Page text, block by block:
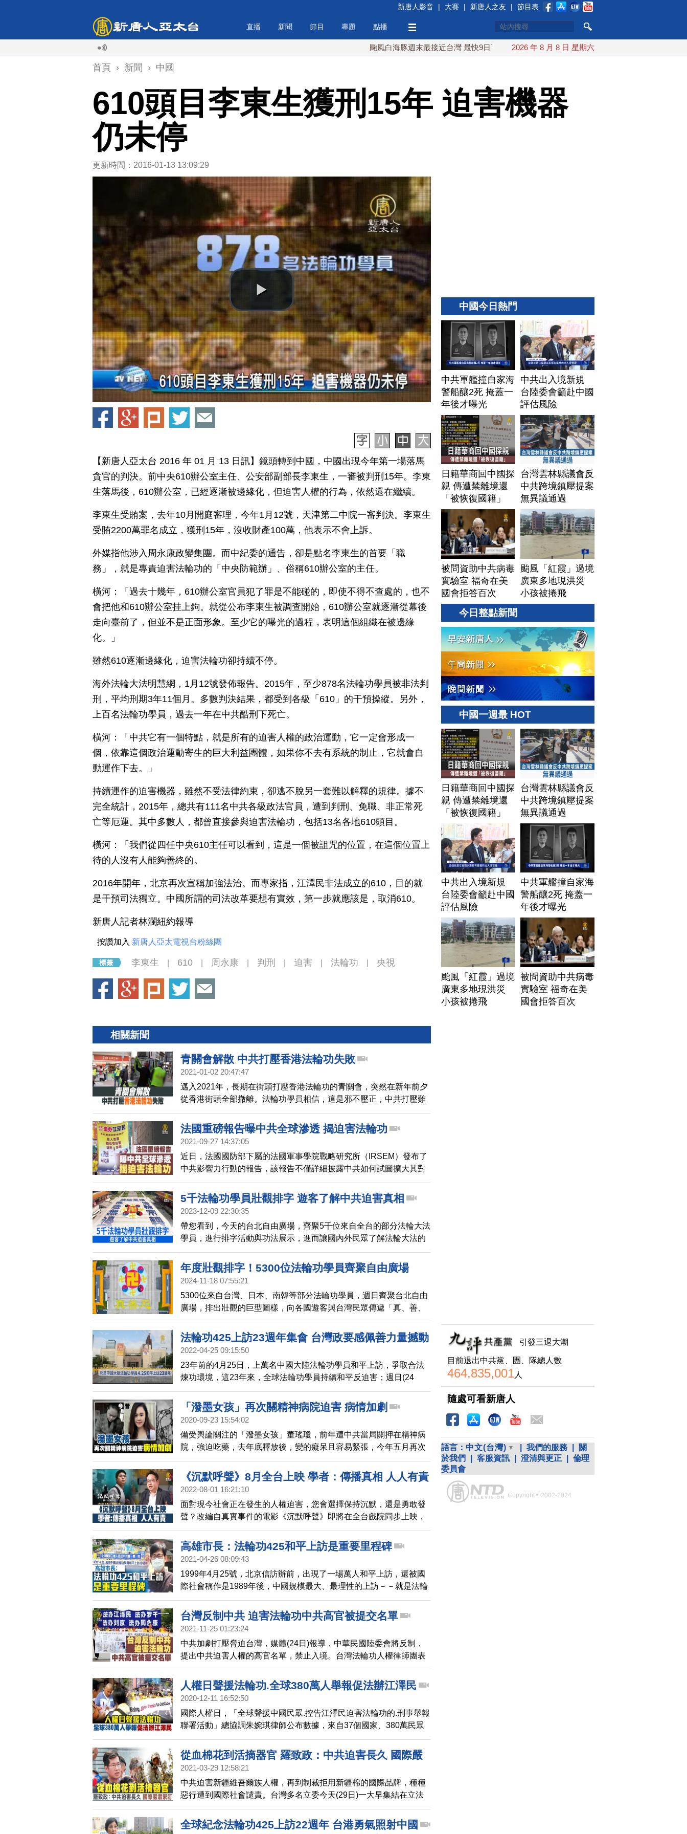
新唐人影音 | 大賽 | 新唐人之友 | 節目表
直播 新聞 節目 專題 點播
颱風白海豚週末最接近台灣 最快9日可能登陸中國 台灣漢光首結合城鎮演習 AIT連續發文讚「韌
2026 年 8 月 8 日 星期六
首頁 › 新聞 › 中國
610頭目李東生獲刑15年 迫害機器
仍未停
更新時間：2016-01-13 13:09:29
【新唐人亞太台 2016 年 01 月 13 日訊】鏡頭轉到中國，中國出現今年第一場落馬
貪官的判決。前中央610辦公室主任、公安部副部長李東生，一審被判刑15年。李東
生落馬後，610辦公室，已經逐漸被邊緣化，但迫害人權的行為，依然還在繼續。
李東生受賄案，去年10月開庭審理，今年1月12號，天津第二中院一審判決。李東生
受賄2200萬罪名成立，獲刑15年，沒收財產100萬，他表示不會上訴。
外媒指他涉入周永康政變集團。而中紀委的通告，卻是點名李東生的首要「職
務」，就是專責迫害法輪功的「中央防範辦」、俗稱610辦公室的主任。
橫河：「過去十幾年，610辦公室官員犯了罪是不能碰的，即使不得不查處的，也不
會把他和610辦公室挂上鉤。就從公布李東生被調查開始，610辦公室就逐漸從幕後
走向臺前了，但並不是正面形象。至少它的曝光的過程，表明這個組織在被邊緣
化。」
雖然610逐漸邊緣化，迫害法輪功卻持續不停。
海外法輪大法明慧網，1月12號發佈報告。2015年，至少878名法輪功學員被非法判
刑，平均刑期3年11個月。多數判決結果，都受到各級「610」的干預操縱。另外，
上百名法輪功學員，過去一年在中共酷刑下死亡。
橫河：「中共它有一個特點，就是所有的迫害人權的政治運動，它一定會形成一
個，依靠這個政治運動寄生的巨大利益團體，如果你不去有系統的制止，它就會自
動運作下去。」
持續運作的迫害機器，雖然不受法律約束，卻逃不脫另一套難以解釋的規律。據不
完全統計，2015年，總共有111名中共各級政法官員，遭到判刑、免職、非正常死
亡等厄運。其中多數人，都曾直接參與迫害法輪功，包括13名各地610頭目。
橫河：「我們從四任中央610主任可以看到，這是一個被詛咒的位置，在這個位置上
待的人沒有人能夠善終的。
2016年開年，北京再次宣稱加強法治。而專家指，江澤民非法成立的610，目的就
是干預司法獨立。中國所謂的司法改革要想有實效，第一步就應該是，取消610。
新唐人記者林瀾紐約報導
按讚加入 新唐人亞太電視台粉絲團
李東生 610 周永康 判刑 迫害 法輪功 央視
相關新聞
青關會解散 中共打壓香港法輪功失敗
2021-01-02 20:47:47
邁入2021年，長期在街頭打壓香港法輪功的青關會，突然在新年前夕
從香港街頭全部撤離。法輪功學員相信，這是邪不壓正，中共打壓難
以持續的必然結果。追查國際強調，青關會解散，不等於逃脫罪責。
他們具體執行者將面臨報應，要爭取贖罪。
法國重磅報告曝中共全球滲透 揭迫害法輪功
2021-09-27 14:37:05
近日，法國國防部下屬的法國軍事學院戰略研究所（IRSEM）發布了
中共影響力行動的報告，該報告不僅詳細披露中共如何試圖擴大其對
外影響力，還有大量篇幅揭露中共誣衊和迫害法輪功的手段。
5千法輪功學員壯觀排字 遊客了解中共迫害真相
2023-12-09 22:30:35
帶您看到，今天的台北自由廣場，齊聚5千位來自全台的部分法輪大法
學員，進行排字活動與功法展示，進而讓國內外民眾了解法輪大法的
美好，與中共迫害的真相。
年度壯觀排字！5300位法輪功學員齊聚自由廣場
2024-11-18 07:55:21
5300位來自台灣、日本、南韓等部分法輪功學員，週日齊聚台北自由
廣場，排出壯觀的巨型圖樣，向各國遊客與台灣民眾傳遞「真、善、
忍」的美好。
法輪功425上訪23週年集會 台灣政要感佩善力量撼動
世界
2022-04-25 09:15:50
23年前的4月25日，上萬名中國大陸法輪功學員和平上訪，爭取合法
煉功環境，這23年來，全球法輪功學員持續和平反迫害；週日(24
日)，在台北市府廣場前舉辦紀念425集會，法輪功人權律師表示，中
共前黨魁江澤民發起的這場滅絕性鎮壓，所造成的傷亡相當於一個戰
爭的損失，中共是全人類的公敵；出席的台灣政要有感而發，表示法
「潑墨女孩」再次關精神病院迫害 病情加劇
2020-09-23 15:54:02
備受輿論關注的「潑墨女孩」董瑤瓊，前年遭中共當局關押在精神病
院，強迫吃藥，去年底釋放後，變的癡呆且容易緊張，今年五月再次
被關入精神病院近兩個月，釋放後比之前病情更加嚴重，董瑤瓊的父
親要求到其他醫院做檢查鑑定，遭到當地政府拒絕。
《沉默呼聲》8月全台上映 學者：傳播真相 人人有責
2022-08-01 16:21:10
面對現今社會正在發生的人權迫害，您會選擇保持沉默，還是勇敢發
聲？改編自真實事件的電影《沉默呼聲》即將在全台戲院同步上映，
週六（30日）在台北的一場特映會上，媒體界與學界人士觀賞後相繼
表示，傳播真相，是每個人的責任，這正是中共極權所懼怕的。
高雄市長：法輪功425和平上訪是重要里程碑
2021-04-26 08:09:43
1999年4月25號，北京信訪辦前，出現了一場萬人和平上訪，還被國
際社會稱作是1989年後，中國規模最大、最理性的上訪－－就是法輪
功學員425上訪事件，這場上訪雖然和平落幕，但中共卻在當年七月
卻對法輪功發動殘酷迫害，持續至今，高雄市長陳其邁表示，425和
平上訪事件是一個重要里程碑。
台灣反制中共 迫害法輪功中共高官被提交名單
2021-11-25 01:23:24
中共加劇打壓脅迫台灣，媒體(24日)報導，中華民國陸委會將反制，
提出中共迫害人權的高官名單，禁止入境。台灣法輪功人權律師團表
示，已向陸委會提交一份，在全球30個國家，被刑事控告、民事起訴
的，數十名中共高官名單，包括江澤民、曾慶紅、劉京等人。
人權日聲援法輪功.全球380萬人舉報促法辦江澤民
2020-12-11 16:52:50
國際人權日，「全球聲援中國民眾.控告江澤民迫害法輪功的.刑事舉報
聯署活動」總協調朱婉琪律師公布數據，來自37個國家、380萬民眾
連署，向中國司法機關舉報江澤民迫害法輪功的反人類罪行。朱婉琪
表示，國際社會採取同一立法準則，問責人權惡棍，已成為當前捍衛
國際人權的重要趨勢；希望世上更多的民眾站出來，制止暴行。
從血棉花到活摘器官 羅致政：中共迫害長久 國際嚴
肅緊盯
2021-03-29 12:58:21
中共迫害新疆維吾爾族人權，再到制裁拒用新疆棉的國際品牌，種種
惡行遭到國際社會譴責。台灣多名立委今天(29日)一大早集結在立法
院，強力譴責中共迫害新疆人權。立委羅致政也指出，新疆人權問題
只是中國總體人權問題的一部分，未來國際社會對中國總體人權問題
的監督一定會更加的嚴肅。
全球紀念法輪功425上訪22週年 台港勇氣照射中國
中國今日熱門
中共軍艦撞自家海
警船釀2死 掩蓋一
年後才曝光
中共出入境新規
台陸委會籲赴中國
評估風險
日籍華商回中國探
親 傳遭禁離境還
「被恢復國籍」
台灣雲林縣議會反
中共跨境鎮壓提案
無異議通過
被問資助中共病毒
實驗室 福奇在美
國會拒答百次
颱風「紅霞」過境
廣東多地現洪災
小孩被捲飛
今日整點新聞
中國一週最 HOT
日籍華商回中國探
親 傳遭禁離境還
「被恢復國籍」
台灣雲林縣議會反
中共跨境鎮壓提案
無異議通過
中共出入境新規
台陸委會籲赴中國
評估風險
中共軍艦撞自家海
警船釀2死 掩蓋一
年後才曝光
颱風「紅霞」過境
廣東多地現洪災
小孩被捲飛
被問資助中共病毒
實驗室 福奇在美
國會拒答百次
引發三退大潮
目前退出中共黨、團、隊總人數
464,835,001人
隨處可看新唐人
語言： 中文(台灣) 我們的服務
關
於我們
客服資訊 澄清與更正
倫理
委員會
Copyright ©2002-2024